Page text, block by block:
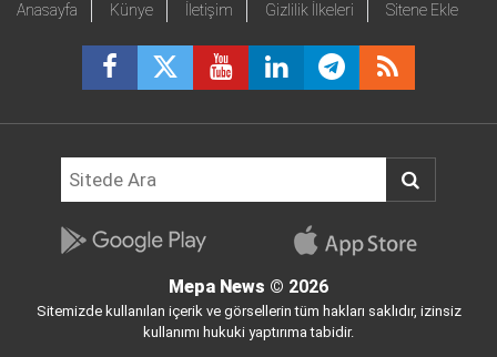
Anasayfa Künye İletişim Gizlilik İlkeleri Sitene Ekle
Mepa News © 2026
Sitemizde kullanılan içerik ve görsellerin tüm hakları saklıdır, izinsiz
kullanımı hukuki yaptırıma tabidir.